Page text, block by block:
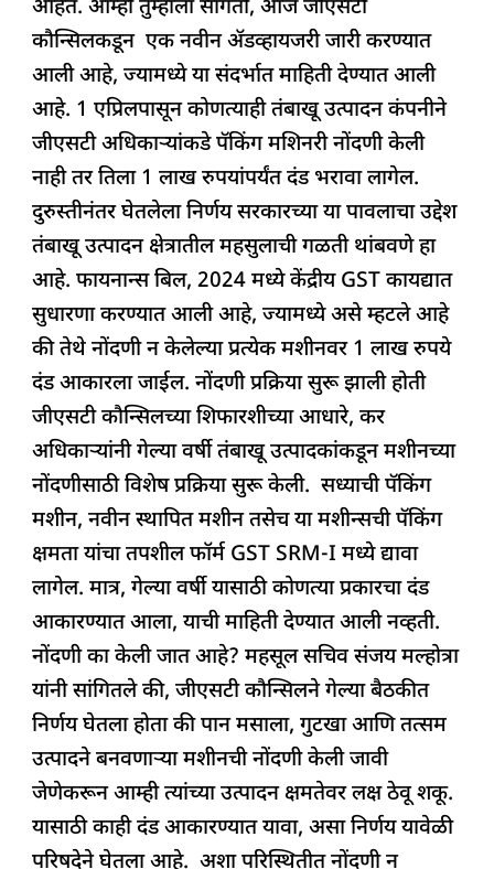
o
k
p
आहेत. आम्ही तुम्हाला सांगतो, आज जीएसटी
कौन्सिलकडून एक नवीन ॲडव्हायजरी जारी करण्यात
आली आहे, ज्यामध्ये या संदर्भात माहिती देण्यात आली
आहे. 1 एप्रिलपासून कोणत्याही तंबाखू उत्पादन कंपनीने
जीएसटी अधिकाऱ्यांकडे पॅकिंग मशिनरी नोंदणी केली
नाही तर तिला 1 लाख रुपयांपर्यंत दंड भरावा लागेल.
दुरुस्तीनंतर घेतलेला निर्णय सरकारच्या या पावलाचा उद्देश
तंबाखू उत्पादन क्षेत्रातील महसुलाची गळती थांबवणे हा
आहे. फायनान्स बिल, 2024 मध्ये केंद्रीय GST कायद्यात
सुधारणा करण्यात आली आहे, ज्यामध्ये असे म्हटले आहे
की तेथे नोंदणी न केलेल्या प्रत्येक मशीनवर 1 लाख रुपये
दंड आकारला जाईल. नोंदणी प्रक्रिया सुरू झाली होती
जीएसटी कौन्सिलच्या शिफारशीच्या आधारे, कर
अधिकाऱ्यांनी गेल्या वर्षी तंबाखू उत्पादकांकडून मशीनच्या
नोंदणीसाठी विशेष प्रक्रिया सुरू केली. सध्याची पॅकिंग
मशीन, नवीन स्थापित मशीन तसेच या मशीन्सची पॅकिंग
क्षमता यांचा तपशील फॉर्म GST SRM-I मध्ये द्यावा
लागेल. मात्र, गेल्या वर्षी यासाठी कोणत्या प्रकारचा दंड
आकारण्यात आला, याची माहिती देण्यात आली नव्हती.
नोंदणी का केली जात आहे? महसूल सचिव संजय मल्होत्रा
​​यांनी सांगितले की, जीएसटी कौन्सिलने गेल्या बैठकीत
निर्णय घेतला होता की पान मसाला, गुटखा आणि तत्सम
उत्पादने बनवणाऱ्या मशीनची नोंदणी केली जावी
जेणेकरून आम्ही त्यांच्या उत्पादन क्षमतेवर लक्ष ठेवू शकू.
यासाठी काही दंड आकारण्यात यावा, असा निर्णय यावेळी
परिषदेने घेतला आहे. अशा परिस्थितीत नोंदणी न